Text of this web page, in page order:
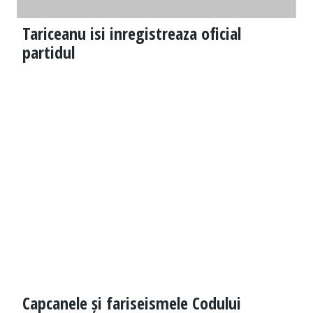
Tariceanu isi inregistreaza oficial
partidul
Capcanele și fariseismele Codului